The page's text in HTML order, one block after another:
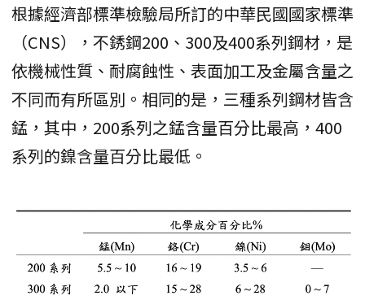
根據經濟部標準檢驗局所訂的中華民國國家標準
（CNS），不銹鋼200、300及400系列鋼材，是
依機械性質、耐腐蝕性、表面加工及金屬含量之
不同而有所區別。相同的是，三種系列鋼材皆含
錳，其中，200系列之錳含量百分比最高，400
系列的鎳含量百分比最低。